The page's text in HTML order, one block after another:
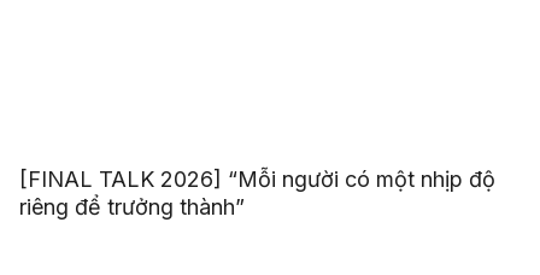
[FINAL TALK 2026] “Mỗi người có một nhịp độ
riêng để trưởng thành”